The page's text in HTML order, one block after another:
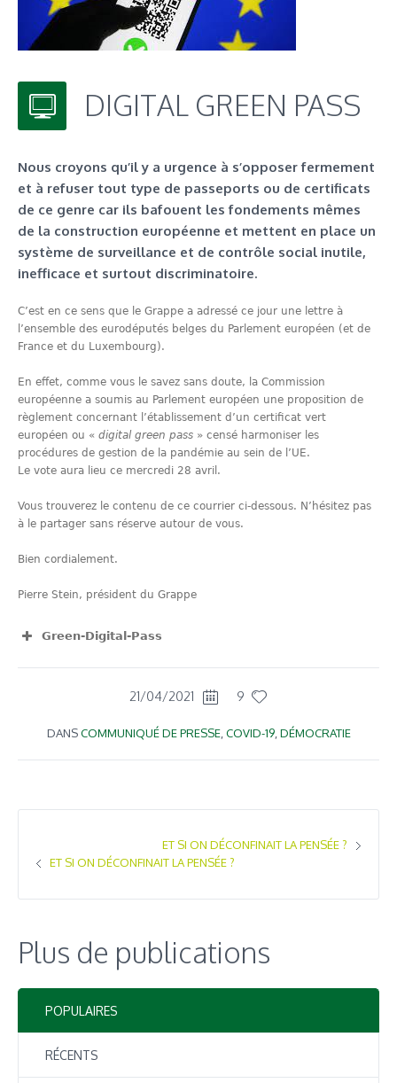
DIGITAL GREEN PASS
Nous croyons qu’il y a urgence à s’opposer fermement
et à refuser tout type de passeports ou de certificats
de ce genre car ils bafouent les fondements mêmes
de la construction européenne et mettent en place un
système de surveillance et de contrôle social inutile,
inefficace et surtout discriminatoire.
C’est en ce sens que le Grappe a adressé ce jour une lettre à
l’ensemble des eurodéputés belges du Parlement européen (et de
France et du Luxembourg).
En effet, comme vous le savez sans doute, la Commission
européenne a soumis au Parlement européen une proposition de
règlement concernant l’établissement d’un certificat vert
européen ou « digital green pass » censé harmoniser les
procédures de gestion de la pandémie au sein de l’UE.
Le vote aura lieu ce mercredi 28 avril.
Vous trouverez le contenu de ce courrier ci-dessous. N’hésitez pas
à le partager sans réserve autour de vous.
Bien cordialement.
Pierre Stein, président du Grappe
Green-Digital-Pass
View Fullscreen
21/04/2021 9
DANSCOMMUNIQUÉ DE PRESSE, COVID-19, DÉMOCRATIE
ET SI ON DÉCONFINAIT LA PENSÉE ?
ET SI ON DÉCONFINAIT LA PENSÉE ?
Plus de publications
POPULAIRES
RÉCENTS